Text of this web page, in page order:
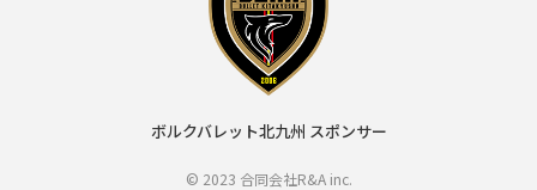
ボルクバレット北九州 スポンサー
© 2023 合同会社R&A inc.